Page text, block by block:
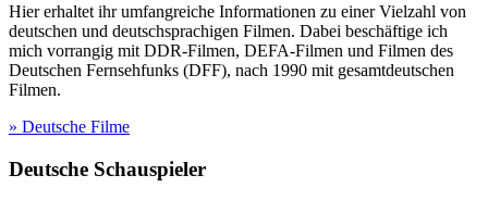
Hier erhaltet ihr umfangreiche Informationen zu einer Vielzahl von
deutschen und deutschsprachigen Filmen. Dabei beschäftige ich
mich vorrangig mit DDR-Filmen, DEFA-Filmen und Filmen des
Deutschen Fernsehfunks (DFF), nach 1990 mit gesamtdeutschen
Filmen.
» Deutsche Filme
Deutsche Schauspieler